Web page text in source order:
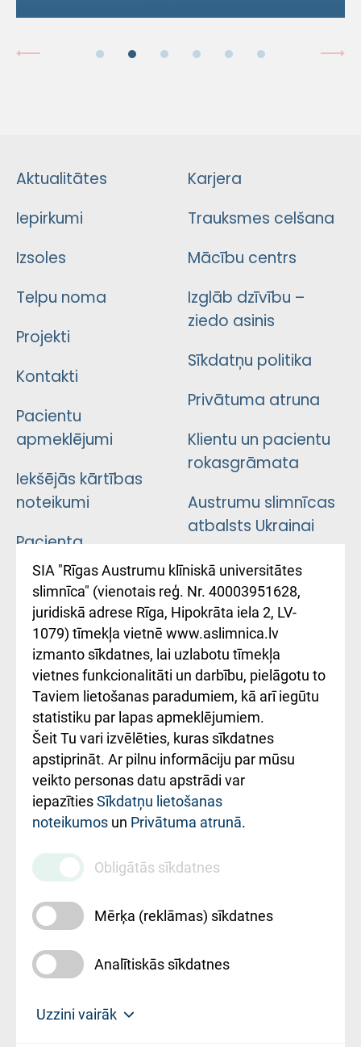
Aktualitātes
Iepirkumi
Izsoles
Telpu noma
Projekti
Kontakti
Pacientu
apmeklējumi
Iekšējās kārtības
noteikumi
Pacienta
atsauksmju/sūdzību
iesniegšanas
kārtība
Kā pie mums nokļūt
Rēķinu apmaksas
ceļvedis
Rekvizīti un
ārstniecības
iestādes kods
010000234
Maksas
pakalpojumu
cenrādis
Karjera
Trauksmes celšana
Mācību centrs
Izglāb dzīvību –
ziedo asinis
Sīkdatņu politika
Privātuma atruna
Klientu un pacientu
rokasgrāmata
Austrumu slimnīcas
atbalsts Ukrainai
Підтримка Східної
лікарні та співпраця з
Україною
SIA "Rīgas Austrumu klīniskā universitātes
slimnīca" (vienotais reģ. Nr. 40003951628,
juridiskā adrese Rīga, Hipokrāta iela 2, LV-
1079) tīmekļa vietnē www.aslimnica.lv
izmanto sīkdatnes, lai uzlabotu tīmekļa
vietnes funkcionalitāti un darbību, pielāgotu to
Taviem lietošanas paradumiem, kā arī iegūtu
statistiku par lapas apmeklējumiem.
Šeit Tu vari izvēlēties, kuras sīkdatnes
apstiprināt. Ar pilnu informāciju par mūsu
veikto personas datu apstrādi var
iepazītiesSīkdatņu lietošanas
noteikumos un Privātuma atrunā.
Obligātās sīkdatnes
Mērķa (reklāmas) sīkdatnes
Analītiskās sīkdatnes
Uzzini vairāk